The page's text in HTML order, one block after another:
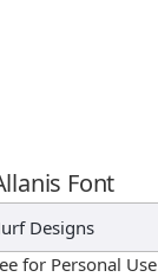
Font
Designs
for Personal Use